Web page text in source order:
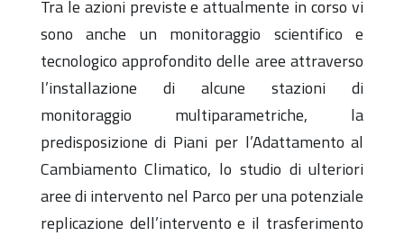
Tra le azioni previste e attualmente in corso vi
sono anche un monitoraggio scientifico e
tecnologico approfondito delle aree attraverso
l’installazione di alcune stazioni di
monitoraggio multiparametriche, la
predisposizione di Piani per l’Adattamento al
Cambiamento Climatico, lo studio di ulteriori
aree di intervento nel Parco per una potenziale
replicazione dell’intervento e il trasferimento